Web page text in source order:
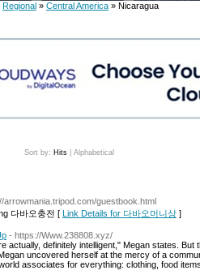
Regional » Central America » Nicaragua
Sort by: Hits Alphabetical
arrowmania.tripod.com/guestbook.html
다바오충전 [ Link Details for 다바오머니상 ]
- https://Www.238808.xyz/
actually, definitely intelligent," Megan states.
uncovered herself at the mercy of a
associates for everything: clothing, food